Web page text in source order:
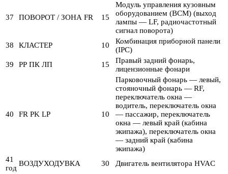
37 ПОВОРОТ / ЗОНА FR 15
Модуль управления кузовным
оборудованием (BCM) (выход
лампы — LF, радиочастотный
сигнал поворота)
38
КЛАСТЕР 10
Комбинация приборной панели
(IPC)
39
РР ПК ЛП 15
Правый задний фонарь,
лицензионные фонари
40 FR PK LP 10
Парковочный фонарь — левый,
стояночный фонарь — RF,
переключатель окна —
водитель, переключатель окна
— пассажир, переключатель
окна — левый край (кабина
экипажа), переключатель окна
— задний край (кабина
экипажа)
41
год
ВОЗДУХОДУВКА 30 Двигатель вентилятора HVAC